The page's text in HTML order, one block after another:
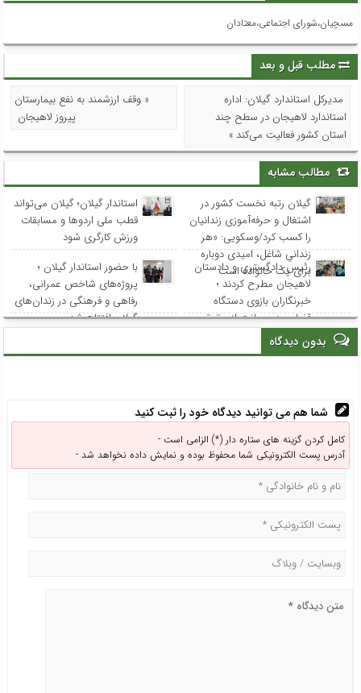
مسچیان،شورای اجتماعی،معتادان
مطلب قبل و بعد
مدیرکل استاندارد گیلان: اداره
استاندارد لاهیجان در سطح چند
استان کشور فعالیت می‌کند »
« وقف ارزشمند به نفع بیمارستان
پیروز لاهیجان
مطالب مشابه
گیلان رتبه نخست کشور در
اشتغال و حرفه‌آموزی زندانیان
را کسب کرد/وسکویی: «هر
زندانیِ شاغل، امیدی دوباره
برای یک خانواده است
استاندار گیلان؛ گیلان می‌تواند
قطب ملی اردوها و مسابقات
ورزش کارگری شود
رئیس دادگستری و دادستان
لاهیجان مطرح کردند ؛
خبرنگاران بازوی دستگاه
قضایی در صیانت از حقوق
عامه هستند
با حضور استاندار گیلان ؛
پروژه‌های شاخص عمرانی،
رفاهی و فرهنگی در زندان‌های
گیلان افتتاح شد
بدون دیدگاه
شما هم می توانید دیدگاه خود را ثبت کنید
کامل کردن گزینه های ستاره دار (*) الزامی است -
آدرس پست الکترونیکی شما محفوظ بوده و نمایش داده نخواهد شد -